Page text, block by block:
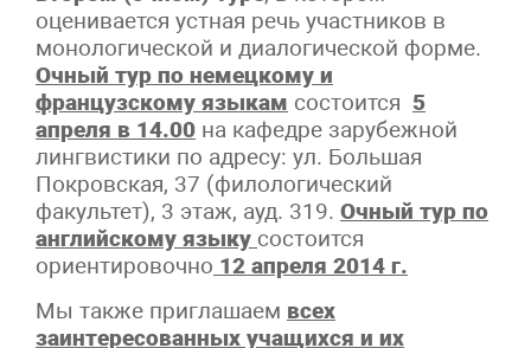
оценивается устная речь участников в
монологической и диалогической форме.
Очный тур по немецкому и
французскому языкам состоится 5
апреля в 14.00 на кафедре зарубежной
лингвистики по адресу: ул. Большая
Покровская, 37 (филологический
факультет), 3 этаж, ауд. 319. Очный тур по
английскому языку состоится
ориентировочно 12 апреля 2014 г.
Мы также приглашаем всех
заинтересованных учащихся и их